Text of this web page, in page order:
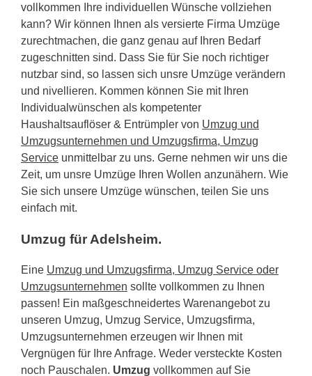
vollkommen Ihre individuellen Wünsche vollziehen
kann? Wir können Ihnen als versierte Firma Umzüge
zurechtmachen, die ganz genau auf Ihren Bedarf
zugeschnitten sind. Dass Sie für Sie noch richtiger
nutzbar sind, so lassen sich unsre Umzüge verändern
und nivellieren. Kommen können Sie mit Ihren
Individualwünschen als kompetenter
Haushaltsauflöser & Entrümpler von Umzug und
Umzugsunternehmen und Umzugsfirma, Umzug
Service unmittelbar zu uns. Gerne nehmen wir uns die
Zeit, um unsre Umzüge Ihren Wollen anzunähern. Wie
Sie sich unsere Umzüge wünschen, teilen Sie uns
einfach mit.
Umzug für Adelsheim.
Eine Umzug und Umzugsfirma, Umzug Service oder
Umzugsunternehmen sollte vollkommen zu Ihnen
passen! Ein maßgeschneidertes Warenangebot zu
unseren Umzug, Umzug Service, Umzugsfirma,
Umzugsunternehmen erzeugen wir Ihnen mit
Vergnügen für Ihre Anfrage. Weder versteckte Kosten
noch Pauschalen. Umzug vollkommen auf Sie